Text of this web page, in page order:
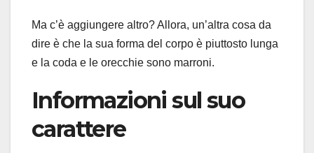
Ma c’è aggiungere altro? Allora, un’altra cosa da
dire è che la sua forma del corpo è piuttosto lunga
e la coda e le orecchie sono marroni.
Informazioni sul suo
carattere